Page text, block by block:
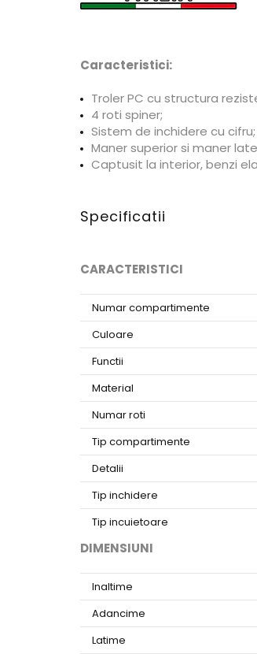
Caracteristici:
Troler PC cu structura
4 roti spiner;
Sistem de inchidere cu cifru;
Maner superior si maner
Captusit la interior, benzi
Specificatii
CARACTERISTICI
Numar compartimente
Culoare
Functii
Material
Numar roti
Tip compartimente
Detalii
Tip inchidere
Tip incuietoare
DIMENSIUNI
Inaltime
Adancime
Latime